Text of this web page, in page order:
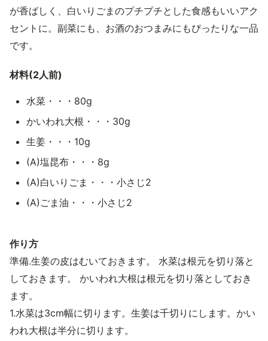
が香ばしく、白いりごまのプチプチとした食感もいいアク
セントに。副菜にも、お酒のおつまみにもぴったりな一品
です。
材料(2人前)
水菜・・・80g
かいわれ大根・・・30g
生姜・・・10g
(A)塩昆布・・・8g
(A)白いりごま・・・小さじ2
(A)ごま油・・・小さじ2
作り方
準備.生姜の皮はむいておきます。 水菜は根元を切り落と
しておきます。 かいわれ大根は根元を切り落としておき
ます。
1.水菜は3cm幅に切ります。生姜は千切りにします。かい
われ大根は半分に切ります。